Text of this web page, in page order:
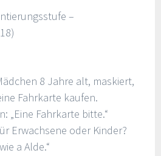
–
8 Jahre alt, maskiert,
Fahrkarte kaufen.
„Eine Fahrkarte bitte.“
Erwachsene oder Kinder?
a Alde.“